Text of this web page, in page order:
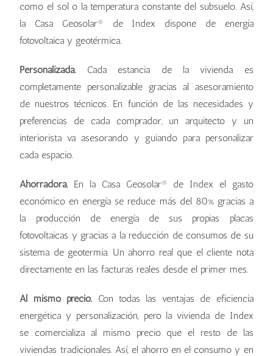
como el sol o la temperatura constante del subsuelo. Así,
la Casa Geosolar® de Index dispone de energía
fotovoltaica y geotérmica.
Personalizada.Cada estancia de la vivienda es
completamente personalizable gracias al asesoramiento
de nuestros técnicos. En función de las necesidades y
preferencias de cada comprador, un arquitecto y un
interiorista va asesorando y guiando para personalizar
cada espacio.
Ahorradora.En la Casa Geosolar® de Index el gasto
económico en energía se reduce más del 80% gracias a
la producción de energía de sus propias placas
fotovoltaicas y gracias a la reducción de consumos de su
sistema de geotermia. Un ahorro real que el cliente nota
directamente en las facturas reales desde el primer mes.
Al mismo precio.Con todas las ventajas de eficiencia
energética y personalización, pero la vivienda de Index
se comercializa al mismo precio que el resto de las
viviendas tradicionales. Así, el ahorro en el consumo y en